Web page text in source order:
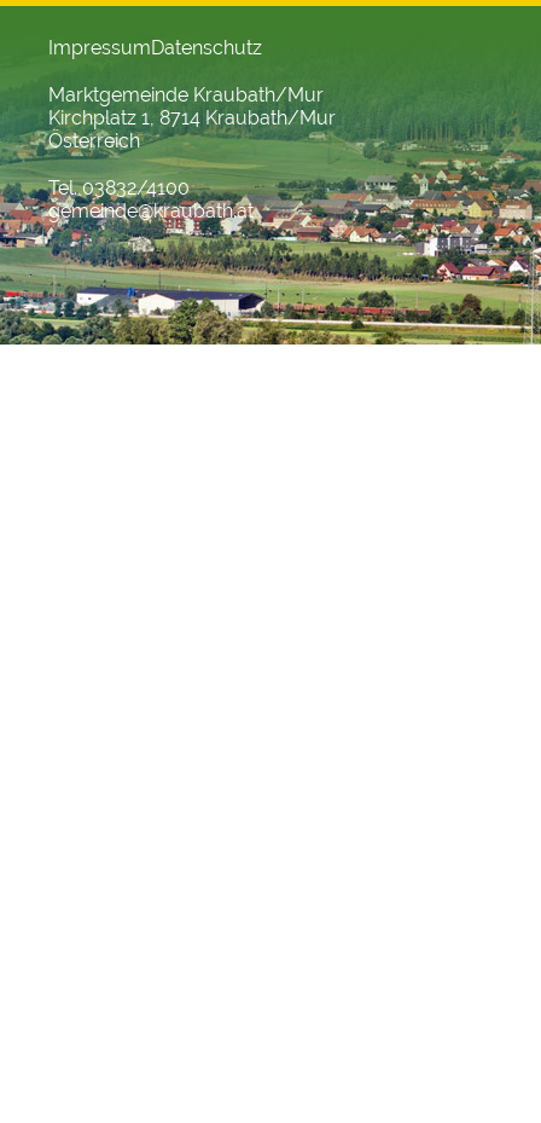
ImpressumDatenschutz
Marktgemeinde Kraubath/Mur
Kirchplatz 1, 8714 Kraubath/Mur
Österreich
Tel. 03832/4100
gemeinde@kraubath.at